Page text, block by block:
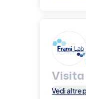
Visita
Vedi altre